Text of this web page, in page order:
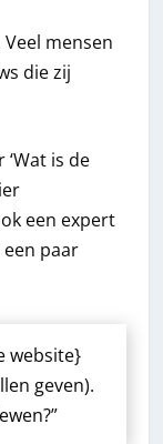
mensen
die zij
is de
een expert
paar
website}
geven).